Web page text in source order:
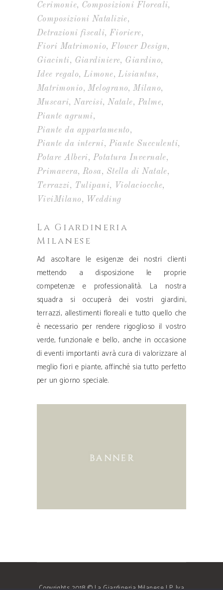
Cerimonie
Composizioni Floreali
Composizioni Natalizie
Detrazioni fiscali
Fioriere
Fiori Matrimonio
Flower Design
Giacinti
Giardiniere
Giardino
Idee regalo
Limone
Lisiantus
Matrimonio
Melograno
Milano
Muscari
Narcisi Natale
Palme
Piante agrumi
Piante da appartamento
Piante da interni
Piante Succulenti
Potare Alberi
Potatura Invernale
Primavera Rosa
Stella di Natale
Terrazzi
Tulipani
Violaciocche
ViviMilano
Wedding
La Giardineria
Milanese
Ad ascoltare le esigenze dei nostri clienti
mettendo a disposizione le proprie
competenze e professionalità. La nostra
squadra si occuperà dei vostri giardini,
terrazzi, allestimenti floreali e tutto quello che
è necessario per rendere rigoglioso il vostro
verde, funzionale e bello, anche in occasione
di eventi importanti avrà cura di valorizzare al
meglio fiori e piante, affinché sia tutto perfetto
per un giorno speciale.